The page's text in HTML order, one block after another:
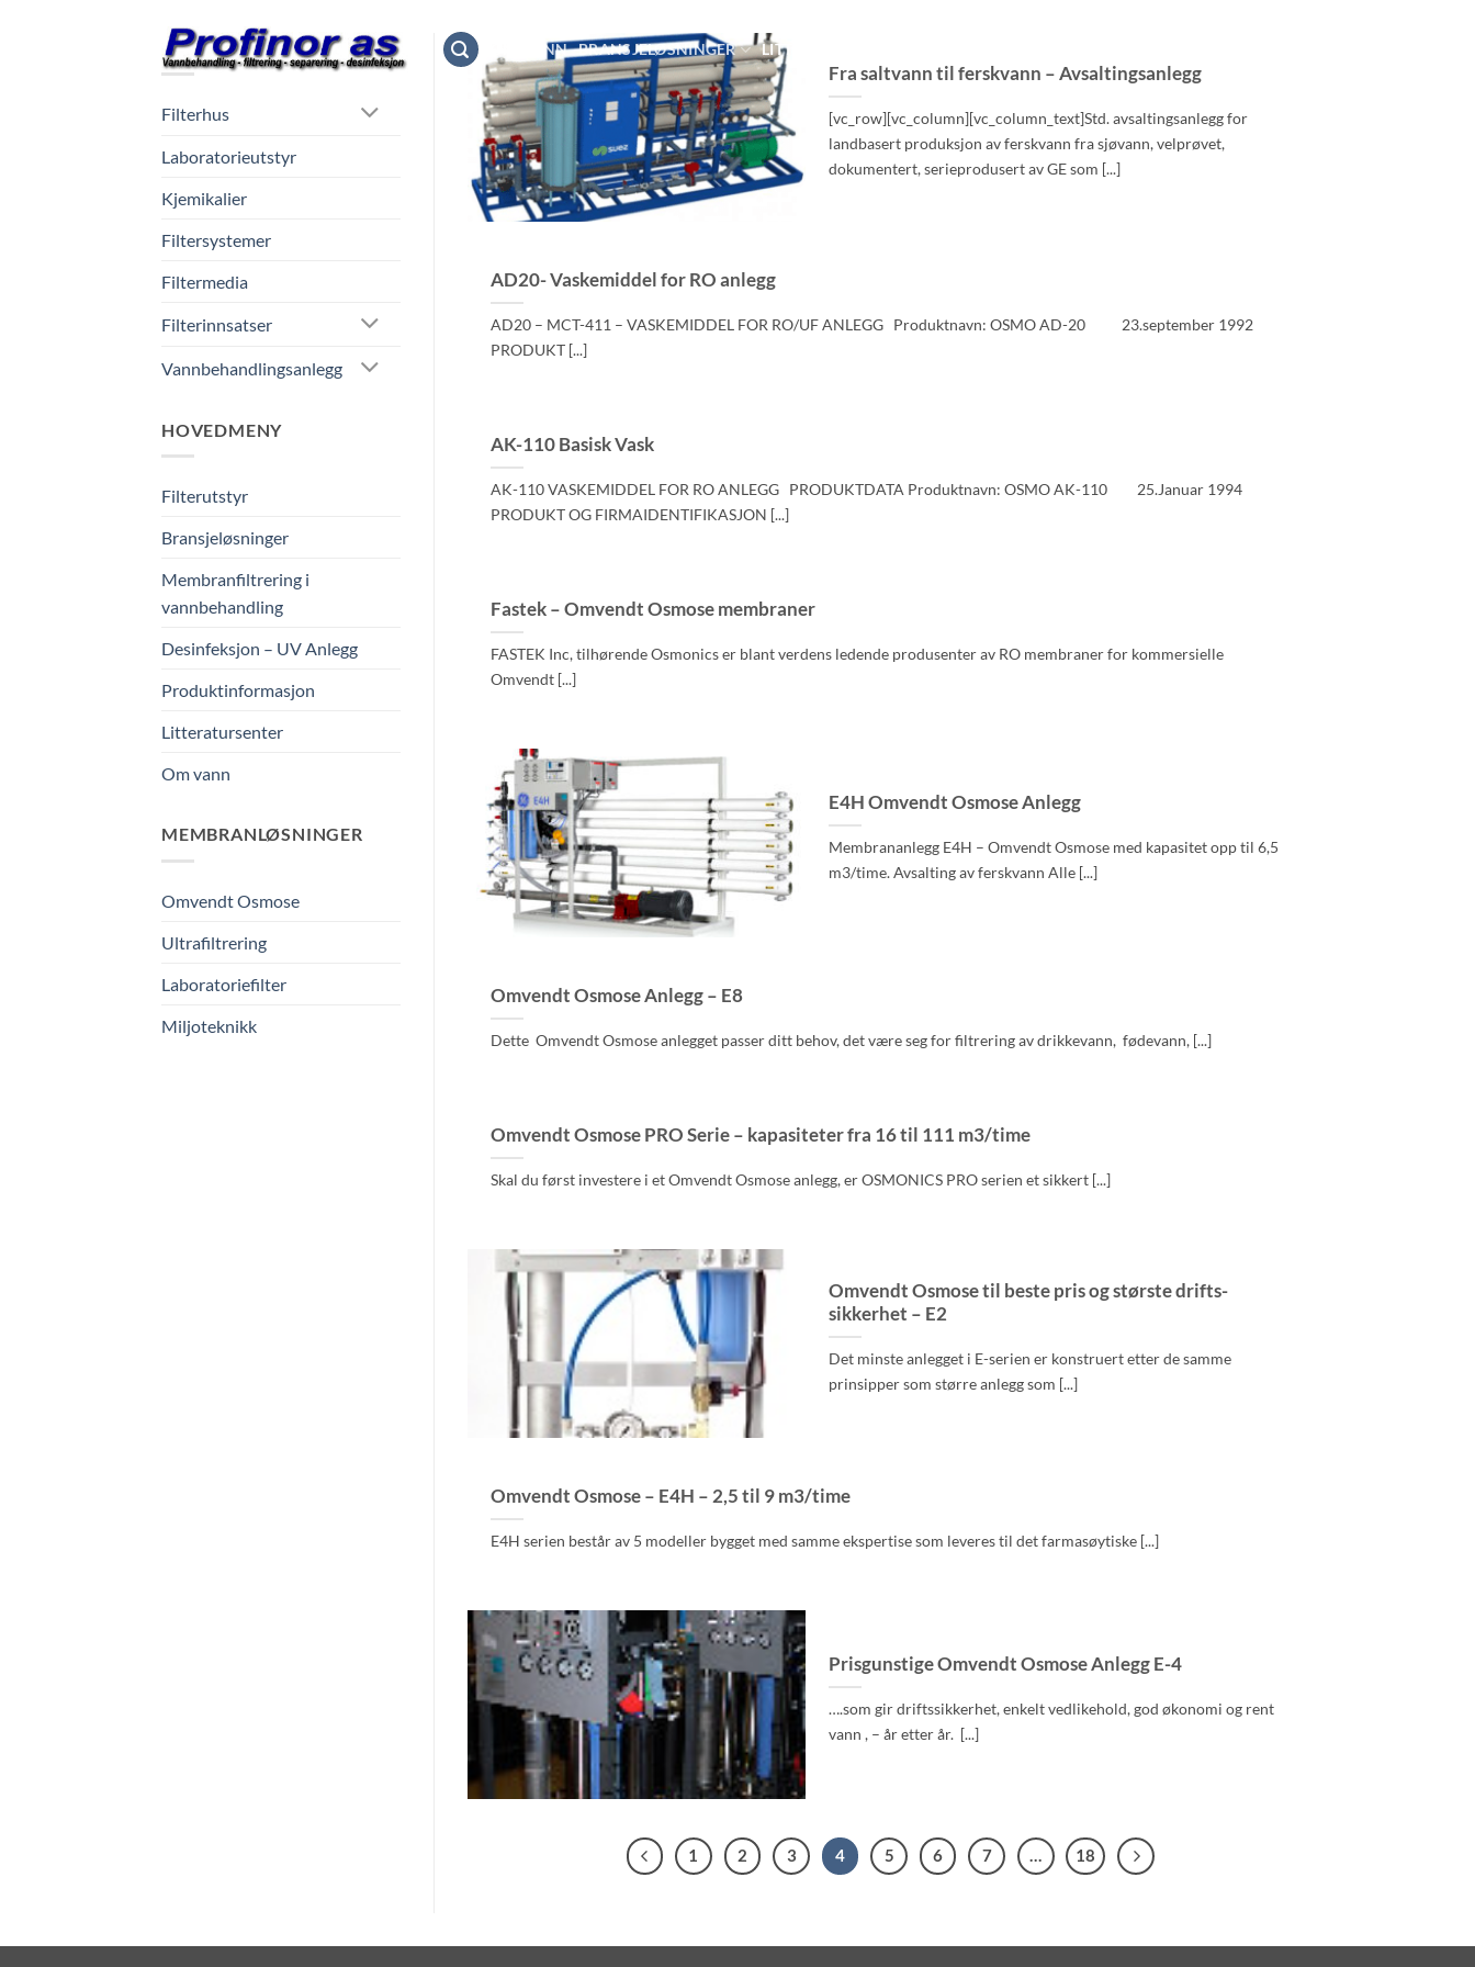
OM VANN BRANSJELØSNINGER LITTERATUR
NETTBUTIKK
Filterhus
Laboratorieutstyr
Kjemikalier
Filtersystemer
Filtermedia
Filterinnsatser
Vannbehandlingsanlegg
HOVEDMENY
Filterutstyr
Bransjeløsninger
Membranfiltrering i
vannbehandling
Desinfeksjon – UV Anlegg
Produktinformasjon
Litteratursenter
Om vann
MEMBRANLØSNINGER
Omvendt Osmose
Ultrafiltrering
Laboratoriefilter
Miljoteknikk
Fra saltvann til ferskvann – Avsaltingsanlegg
[vc_row][vc_column][vc_column_text]Std. avsaltingsanlegg for
landbasert produksjon av ferskvann fra sjøvann, velprøvet,
dokumentert, serieprodusert av GE som [...]
AD20- Vaskemiddel for RO anlegg
AD20 – MCT-411 – VASKEMIDDEL FOR RO/UF ANLEGG Produktnavn: OSMO AD-20 23.september 1992
PRODUKT [...]
AK-110 Basisk Vask
AK-110 VASKEMIDDEL FOR RO ANLEGG PRODUKTDATA Produktnavn: OSMO AK-110 25.Januar 1994
PRODUKT OG FIRMAIDENTIFIKASJON [...]
Fastek – Omvendt Osmose membraner
FASTEK Inc, tilhørende Osmonics er blant verdens ledende produsenter av RO membraner for kommersielle
Omvendt [...]
E4H Omvendt Osmose Anlegg
Membrananlegg E4H – Omvendt Osmose med kapasitet opp til 6,5
m3/time. Avsalting av ferskvann Alle [...]
Omvendt Osmose Anlegg – E8
Dette Omvendt Osmose anlegget passer ditt behov, det være seg for filtrering av drikkevann, fødevann, [...]
Omvendt Osmose PRO Serie – kapasiteter fra 16 til 111 m3/time
Skal du først investere i et Omvendt Osmose anlegg, er OSMONICS PRO serien et sikkert [...]
Omvendt Osmose til beste pris og største drifts-
sikkerhet – E2
Det minste anlegget i E-serien er konstruert etter de samme
prinsipper som større anlegg som [...]
Omvendt Osmose – E4H – 2,5 til 9 m3/time
E4H serien består av 5 modeller bygget med samme ekspertise som leveres til det farmasøytiske [...]
Prisgunstige Omvendt Osmose Anlegg E-4
….som gir driftssikkerhet, enkelt vedlikehold, god økonomi og rent
vann , – år etter år. [...]
1 2 3 4 5 6 7 … 18